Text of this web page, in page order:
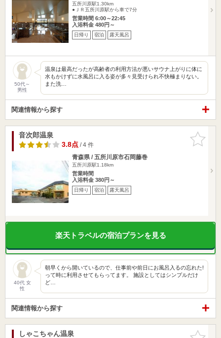
五所川原駅1.30km
●ＪＲ五所川原駅から車で7分
営業時間 6:00～22:45
入浴料金 480円～
日帰り 宿泊 露天風呂
50代～
男性
温泉は最高だったが高齢者の利用方法が悪いサウナ上がりに体に
水もかけずに水風呂に入る姿が多々見受けられ不快極まりない。
また洗…
関連情報から探す
お気に入
りに追加
音次郎温泉
3.8点/ 4 件
青森県 / 五所川原市石岡藤巻
五所川原駅1.18km
営業時間
入浴料金 380円～
日帰り 宿泊 露天風呂
楽天トラベルの宿泊プランを見る
40代 女
性
朝早くから開いているので、仕事前や前日にお風呂入るの忘れた!
って時に利用させてもらってます。 施設としてはシンプルだけ
ど…
関連情報から探す
お気に入
しゃこちゃん温泉